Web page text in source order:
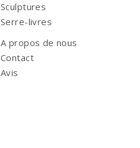
Sculptures
Serre-livres
A propos de nous
Contact
Avis